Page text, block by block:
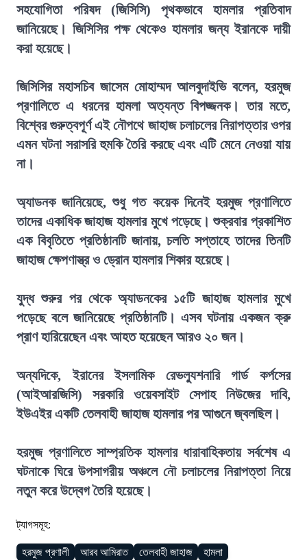
সহযোগিতা পরিষদ (জিসিসি) পৃথকভাবে হামলার প্রতিবাদ
জানিয়েছে। জিসিসির পক্ষ থেকেও হামলার জন্য ইরানকে দায়ী
করা হয়েছে।
জিসিসির মহাসচিব জাসেম মোহাম্মদ আলবুদাইভি বলেন, হরমুজ
প্রণালিতে এ ধরনের হামলা অত্যন্ত বিপজ্জনক। তার মতে,
বিশ্বের গুরুত্বপূর্ণ এই নৌপথে জাহাজ চলাচলের নিরাপত্তার ওপর
এমন ঘটনা সরাসরি হুমকি তৈরি করছে এবং এটি মেনে নেওয়া যায়
না।
অ্যাডনক জানিয়েছে, শুধু গত কয়েক দিনেই হরমুজ প্রণালিতে
তাদের একাধিক জাহাজ হামলার মুখে পড়েছে। শুক্রবার প্রকাশিত
এক বিবৃতিতে প্রতিষ্ঠানটি জানায়, চলতি সপ্তাহে তাদের তিনটি
জাহাজ ক্ষেপণাস্ত্র ও ড্রোন হামলার শিকার হয়েছে।
যুদ্ধ শুরুর পর থেকে অ্যাডনকের ১৫টি জাহাজ হামলার মুখে
পড়েছে বলে জানিয়েছে প্রতিষ্ঠানটি। এসব ঘটনায় একজন ক্রু
প্রাণ হারিয়েছেন এবং আহত হয়েছেন আরও ২০ জন।
অন্যদিকে, ইরানের ইসলামিক রেভল্যুশনারি গার্ড কর্পসের
(আইআরজিসি) সরকারি ওয়েবসাইট সেপাহ নিউজের দাবি,
ইউএইর একটি তেলবাহী জাহাজ হামলার পর আগুনে জ্বলছিল।
হরমুজ প্রণালিতে সাম্প্রতিক হামলার ধারাবাহিকতায় সর্বশেষ এ
ঘটনাকে ঘিরে উপসাগরীয় অঞ্চলে নৌ চলাচলের নিরাপত্তা নিয়ে
নতুন করে উদ্বেগ তৈরি হয়েছে।
ট্যাগসমূহ:
হরমুজ প্রণালী আরব আমিরাত তেলবাহী জাহাজ হামলা